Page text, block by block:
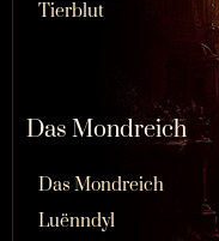
Tierblut
Das Mondreich
Das Mondreich
Luënndyl